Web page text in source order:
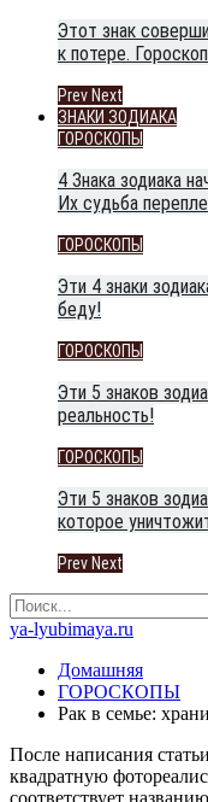
Этот знак
к потере.
Prev Next
ЗНАКИ ЗОДИАКА
ГОРОСКОПЫ
4 Знака зодиака
Их судьба
ГОРОСКОПЫ
Эти 4 знаки
беду!
ГОРОСКОПЫ
Эти 5 знаков
реальность!
ГОРОСКОПЫ
Эти 5 знаков
которое
Prev Next
ya-lyubimaya.ru
Домашняя
ГОРОСКОПЫ
Рак в семье:
После написания
квадратную
соответствует